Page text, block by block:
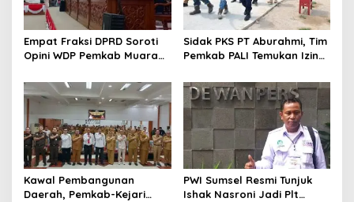
Empat Fraksi DPRD Soroti
Opini WDP Pemkab Muara
Kelola Keuangan
Sidak PKS PT Aburahmi, Tim
Pemkab PALI Temukan Izin
Kawal Pembangunan
Daerah, Pemkab-Kejari
PWI Sumsel Resmi Tunjuk
Ishak Nasroni Jadi Plt